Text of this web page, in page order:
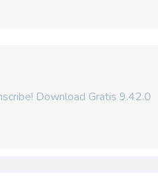
Download Gratis 9.42.0